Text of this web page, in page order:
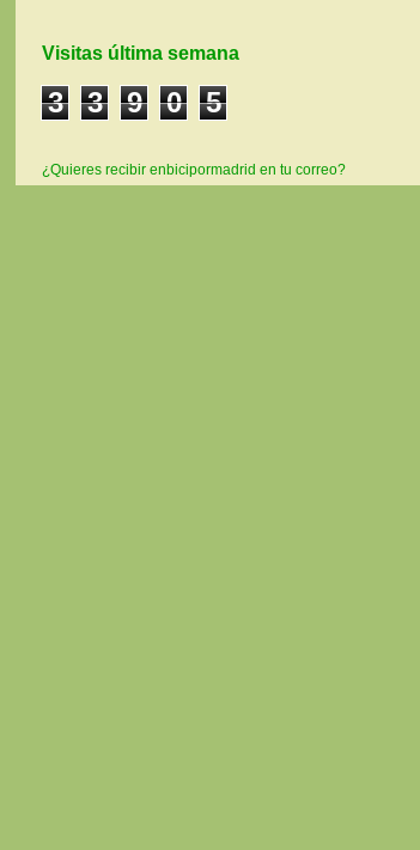
Visitas última semana
3 3 9 0 5
¿Quieres recibir enbicipormadrid en tu correo?